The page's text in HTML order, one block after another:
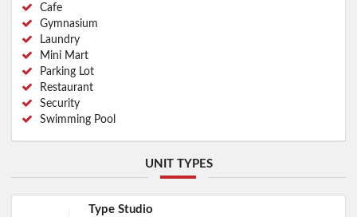
Cafe
Gymnasium
Laundry
Mini Mart
Parking Lot
Restaurant
Security
Swimming Pool
UNIT TYPES
Type Studio